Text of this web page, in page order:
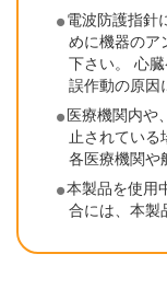
電波防護指針
めに機器のア
下さい。 心
誤作動の原因
医療機関内や
止されている
各医療機関や
本製品を使用
合には、本製